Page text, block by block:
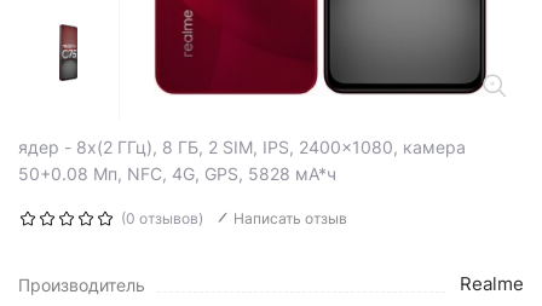
ядер - 8x(2 ГГц), 8 ГБ, 2 SIM, IPS, 2400x1080, камера
50+0.08 Мп, NFC, 4G, GPS, 5828 мА*ч
(0 отзывов) Написать отзыв
Производитель Realme